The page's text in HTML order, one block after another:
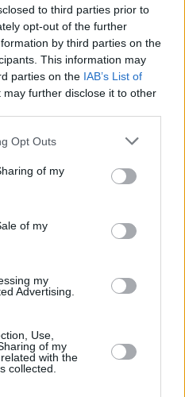
to third parties prior to
opt-out of the further
by third parties on the
This information may
parties on the IAB’s List of
may further disclose it to other
uses one or more Google
behaviour. You may click to
and its third-party tags to
purposes in below Google
Opt Outs
of my
of my
my
Advertising.
Use,
of my
with the
collected.